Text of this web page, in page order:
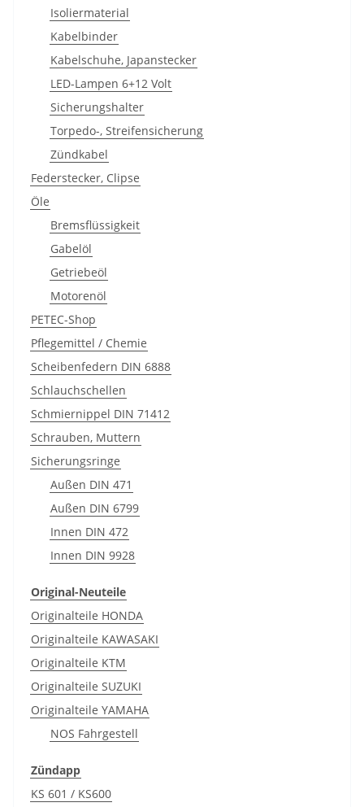
Isoliermaterial
Kabelbinder
Kabelschuhe, Japanstecker
LED-Lampen 6+12 Volt
Sicherungshalter
Torpedo-, Streifensicherung
Zündkabel
Federstecker, Clipse
Öle
Bremsflüssigkeit
Gabelöl
Getriebeöl
Motorenöl
PETEC-Shop
Pflegemittel / Chemie
Scheibenfedern DIN 6888
Schlauchschellen
Schmiernippel DIN 71412
Schrauben, Muttern
Sicherungsringe
Außen DIN 471
Außen DIN 6799
Innen DIN 472
Innen DIN 9928
Original-Neuteile
Originalteile HONDA
Originalteile KAWASAKI
Originalteile KTM
Originalteile SUZUKI
Originalteile YAMAHA
NOS Fahrgestell
Zündapp
KS 601 / KS600